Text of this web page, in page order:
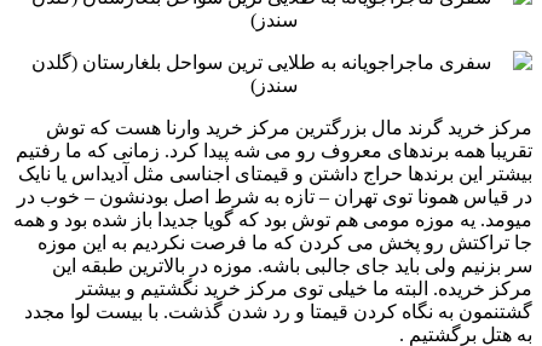
مرکز خرید گرند مال بزرگترین مرکز خرید وارنا هست که توش
تقریبا همه برندهای معروف رو می شه پیدا کرد. زمانی ‏که ما رفتیم
بیشتر این برندها حراج داشتن و قیمتای اجناسی مثل آدیداس یا نایک
در قیاس همونا توی تهران – تازه به شرط ‏اصل بودنشون – خوب در
میومد. یه موزه مومی هم توش بود که گویا جدیدا باز شده بود و همه
جا تراکتش رو پخش می ‏کردن که ما فرصت نکردیم به این موزه
سر بزنیم ولی باید جای جالبی باشه. موزه در بالاترین طبقه این
مرکز خریده. البته ‏ما خیلی توی مرکز خرید نگشتیم و بیشتر
گشتنمون به نگاه کردن قیمتا و رد شدن گذشت. با بیست لوا مجدد
به هتل برگشتیم .‏